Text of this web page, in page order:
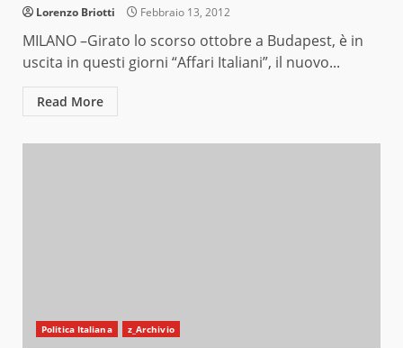
Lorenzo Briotti Febbraio 13, 2012
MILANO –Girato lo scorso ottobre a Budapest, è in
uscita in questi giorni “Affari Italiani”, il nuovo...
Read More
Politica Italiana z_Archivio